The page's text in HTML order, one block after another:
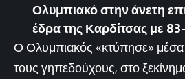
Ολυμπιακό στην άνετη
έδρα της Καρδίτσας με
Ο Ολυμπιακός «κτύπησε»
τους γηπεδούχους, στο